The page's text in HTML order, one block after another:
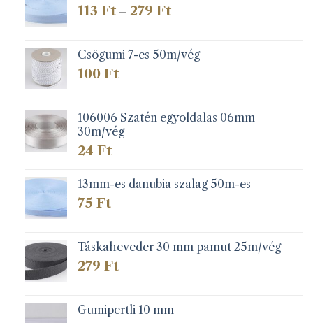
113 Ft – 279 FtÁrtartomány:
279 Ft
Csögumi 7-es 50m/vég
100 Ft
106006 Szatén egyoldalas 06mm
30m/vég
24 Ft
13mm-es danubia szalag 50m-es
75 Ft
Táskaheveder 30 mm pamut 25m/vég
279 Ft
Gumipertli 10 mm